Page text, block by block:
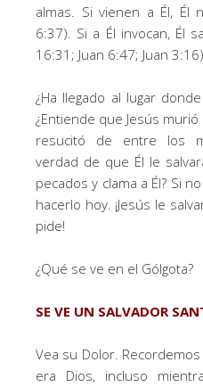
almas. Si vienen a Él, Él
6:37). Si a Él invocan, Él
16:31; Juan 6:47; Juan 3:16).
¿Ha llegado al lugar
¿Entiende que Jesús
resucitó de entre los
verdad de que Él le
pecados y clama a Él? Si
hacerlo hoy. ¡Jesús le
pide!
¿Qué se ve en el Gólgota?
SE VE UN SALVADOR
Vea su Dolor.
era Dios, incluso